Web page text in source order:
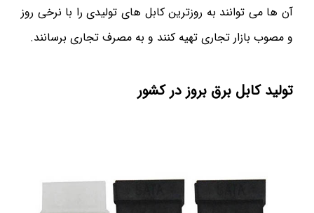
آن ها می توانند به روزترین کابل های تولیدی را با نرخی روز
و مصوب بازار تجاری تهیه کنند و به مصرف تجاری برسانند.
تولید کابل برق بروز در کشور